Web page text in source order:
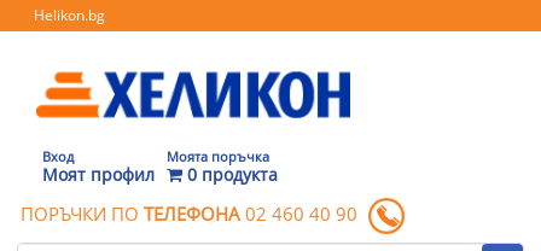
Helikon.bg
Вход
Моят профил
Моята поръчка
0 продукта
ПОРЪЧКИ ПО ТЕЛЕФОНА 02 460 40 90